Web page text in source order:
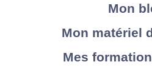
Mon
Mon matériel
Mes